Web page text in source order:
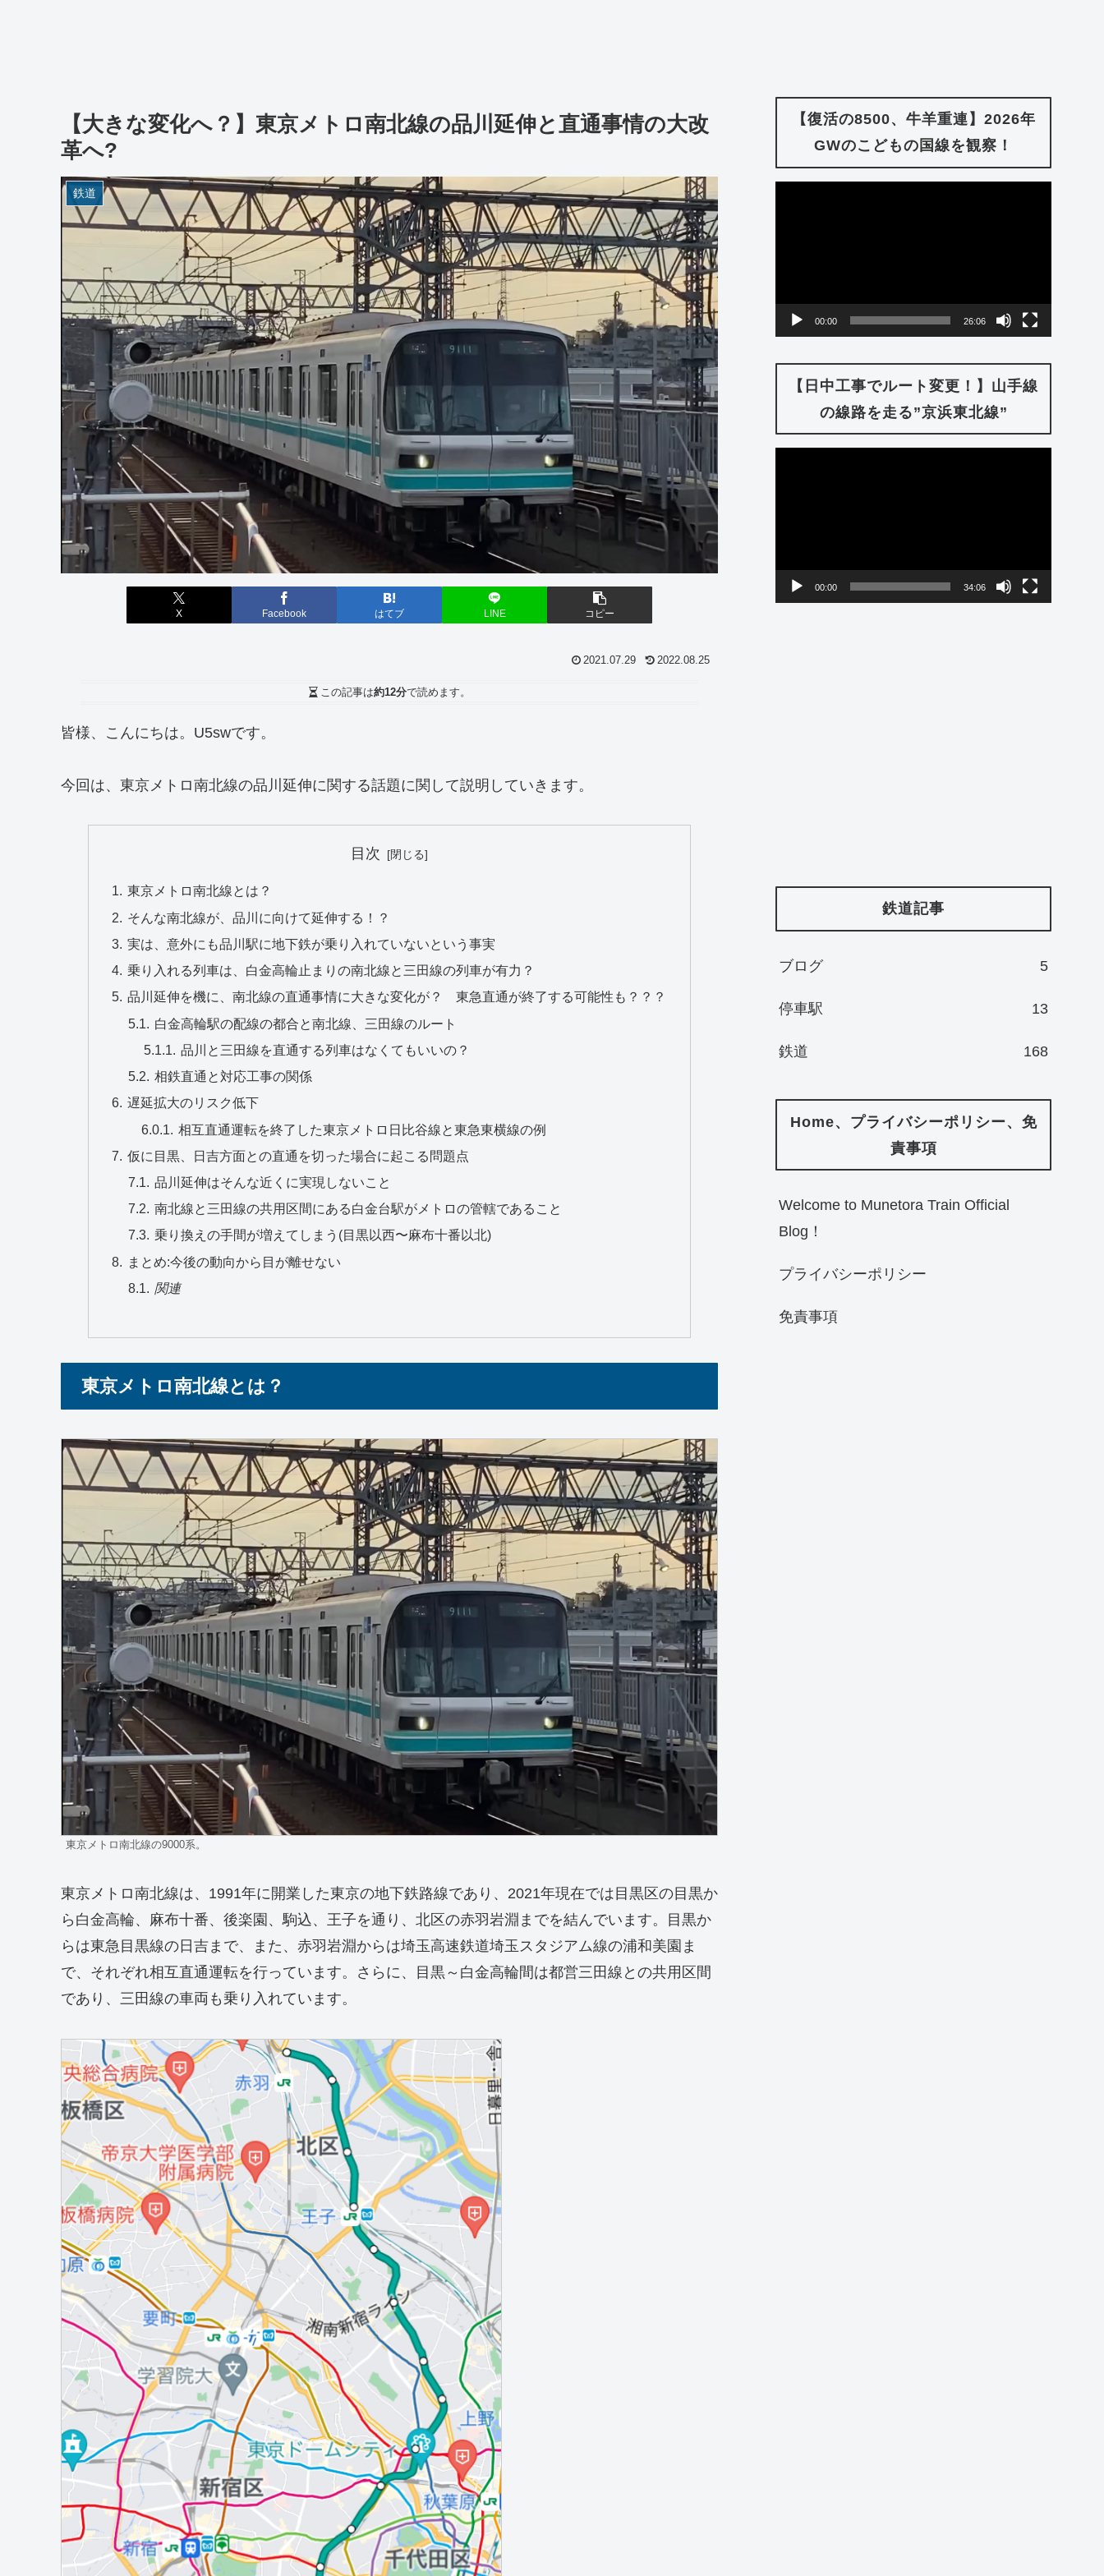
【大きな変化へ？】東京メトロ南北線の品川延伸と直通事情の大改
革へ?
鉄道
X Facebook はてブ LINE コピー
2021.07.29 2022.08.25
この記事は約12分で読めます。
皆様、こんにちは。U5swです。
今回は、東京メトロ南北線の品川延伸に関する話題に関して説明していきます。
目次
東京メトロ南北線とは？
そんな南北線が、品川に向けて延伸する！？
実は、意外にも品川駅に地下鉄が乗り入れていないという事実
乗り入れる列車は、白金高輪止まりの南北線と三田線の列車が有力？
品川延伸を機に、南北線の直通事情に大きな変化が？ 東急直通が終了する可能性も？？？
白金高輪駅の配線の都合と南北線、三田線のルート
品川と三田線を直通する列車はなくてもいいの？
相鉄直通と対応工事の関係
遅延拡大のリスク低下
相互直通運転を終了した東京メトロ日比谷線と東急東横線の例
仮に目黒、日吉方面との直通を切った場合に起こる問題点
品川延伸はそんな近くに実現しないこと
南北線と三田線の共用区間にある白金台駅がメトロの管轄であること
乗り換えの手間が増えてしまう(目黒以西〜麻布十番以北)
まとめ:今後の動向から目が離せない
関連
東京メトロ南北線とは？
東京メトロ南北線の9000系。
東京メトロ南北線は、1991年に開業した東京の地下鉄路線であり、2021年現在では目黒区の目黒か
ら白金高輪、麻布十番、後楽園、駒込、王子を通り、北区の赤羽岩淵までを結んでいます。目黒か
らは東急目黒線の日吉まで、また、赤羽岩淵からは埼玉高速鉄道埼玉スタジアム線の浦和美園ま
で、それぞれ相互直通運転を行っています。さらに、目黒～白金高輪間は都営三田線との共用区間
であり、三田線の車両も乗り入れています。
【復活の8500、牛羊重連】2026年
GWのこどもの国線を観察！
00:00 26:06
【日中工事でルート変更！】山手線
の線路を走る”京浜東北線”
00:00 34:06
鉄道記事
ブログ 5
停車駅 13
鉄道 168
Home、プライバシーポリシー、免
責事項
Welcome to Munetora Train Official
Blog！
プライバシーポリシー
免責事項